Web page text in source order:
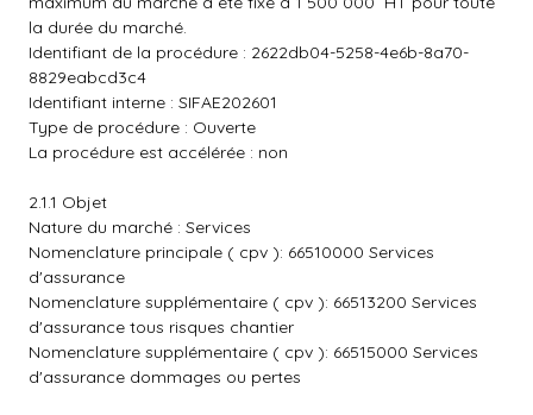
la durée du marché.
Identifiant de la procédure : 2622db04-5258-4e6b-8a70-
8829eabcd3c4
Identifiant interne : SIFAE202601
Type de procédure : Ouverte
La procédure est accélérée : non
2.1.1 Objet
Nature du marché : Services
Nomenclature principale ( cpv ): 66510000 Services
d'assurance
Nomenclature supplémentaire ( cpv ): 66513200 Services
d'assurance tous risques chantier
Nomenclature supplémentaire ( cpv ): 66515000 Services
d'assurance dommages ou pertes